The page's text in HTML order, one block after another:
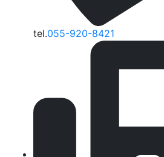
tel.055-920-8421